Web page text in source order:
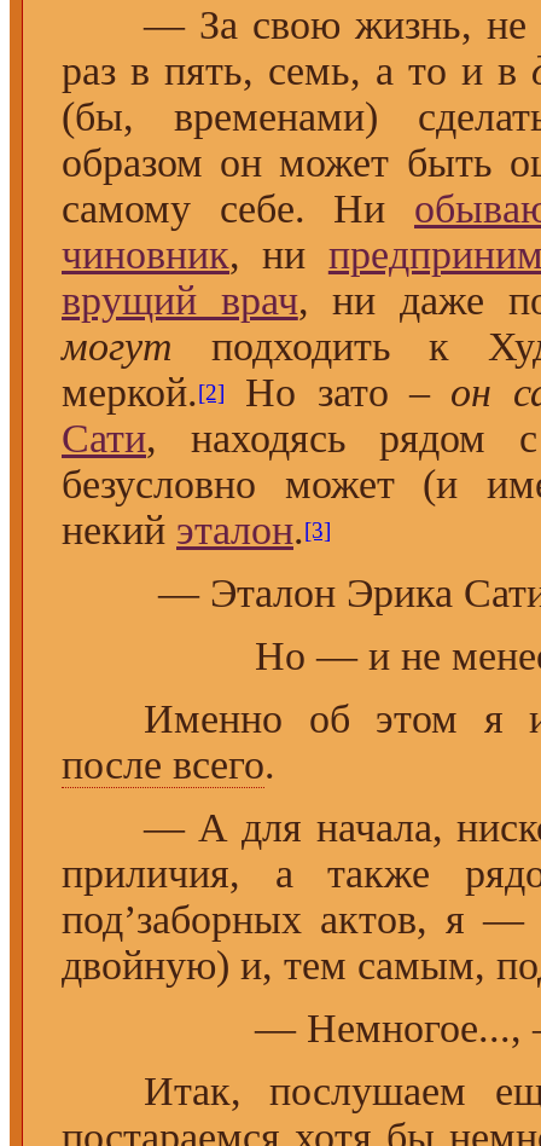
— За свою жизнь, не
раз в пять, семь, а то и в
(бы, временами)
образом он может быть
самому себе. Ни
чиновник, ни
врущий врач, ни даже
могут подходить к
меркой.[2] Но зато – он
Сати, находясь рядом
безусловно может (и
некий эталон.[3]
— Эталон Эрика
Но — и не
Именно об этом я и
после всего.
— А для начала,
приличия, а также
под’заборных актов, я
двойную) и, тем самым,
— Немногое...,
Итак, послушаем ещё
постараемся хотя бы